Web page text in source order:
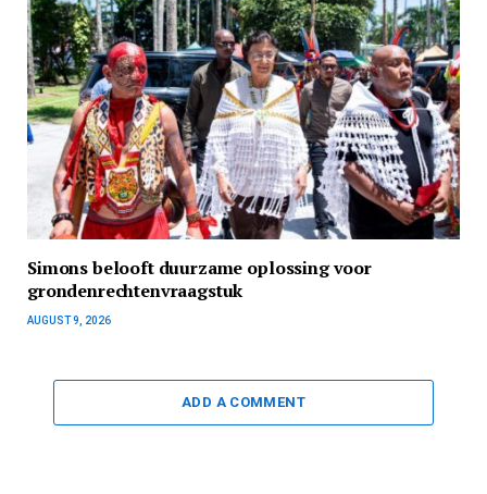
Simons belooft duurzame oplossing voor
grondenrechtenvraagstuk
AUGUST 9, 2026
ADD A COMMENT